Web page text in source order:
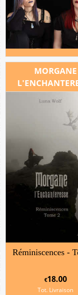
MORGANE
Réminiscences -
€18.00
Tot. Livraison